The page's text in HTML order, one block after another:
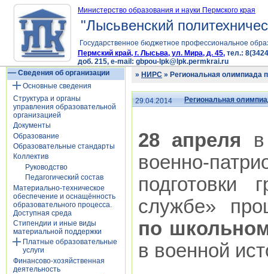
Министерство образования и науки Пермского края
"Лысьвенский
Государственное бюджетное профессиональное
Пермский край, г. Лысьва, ул. Мира, д. 45, тел.:
доб. 215, e-mail: gbpou-lpk@lpk.permkrai.ru
Сведения об организации
Основные сведения
Структура и органы
управления образовательной
организацией
Документы
Образование
Образовательные стандарты
Коллектив
Руководство
Педагогический состав
Материально-техническое
обеспечение и оснащённость
образовательного процесса.
Доступная среда
Стипендии и иные виды
материальной поддержки
Платные образовательные
услуги
Финансово-хозяйственная
деятельность
» НИРС » Региональная олимпиада
29.04.2014 Региональная
28 апреля в
военно-
подготовки
службе»
по
в военной